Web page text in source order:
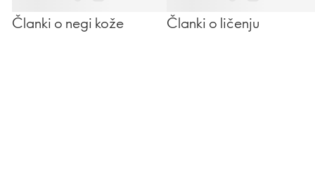
Članki o negi kože Članki o ličenju